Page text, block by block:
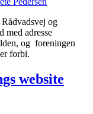
og
med adresse
og foreningen
forbi.
website